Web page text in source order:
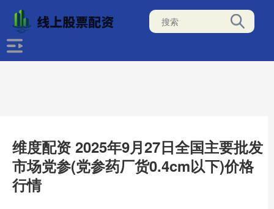
维度配资 2025年9月27日全国主要批发
市场党参(党参药厂货0.4cm以下)价格
行情